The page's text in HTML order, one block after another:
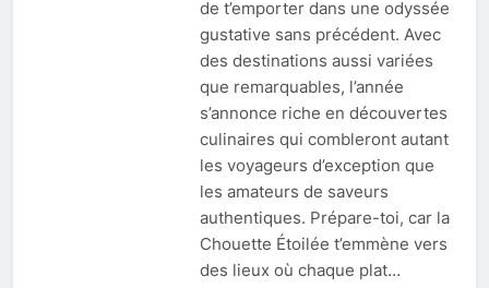
de t’emporter dans une odyssée
gustative sans précédent. Avec
des destinations aussi variées
que remarquables, l’année
s’annonce riche en découvertes
culinaires qui combleront autant
les voyageurs d’exception que
les amateurs de saveurs
authentiques. Prépare-toi, car la
Chouette Étoilée t’emmène vers
des lieux où chaque plat…